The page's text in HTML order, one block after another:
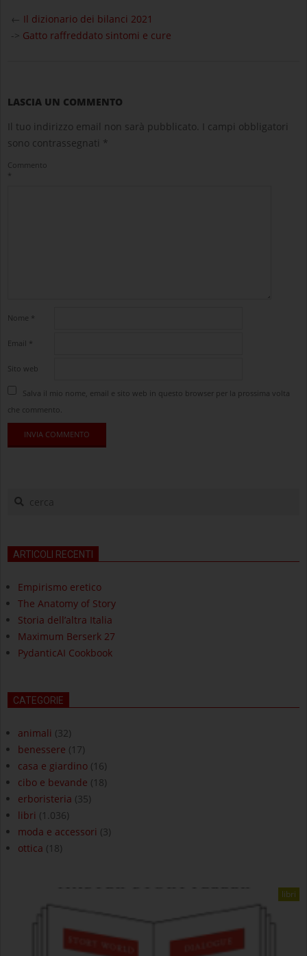
04-
02
← Il dizionario dei bilanci 2021
-> Gatto raffreddato sintomi e cure
LASCIA UN COMMENTO
Il tuo indirizzo email non sarà pubblicato.
I campi obbligatori
sono contrassegnati *
Commento
*
Nome *
Email *
Sito web
Salva il mio nome, email e sito web in questo browser per la prossima volta
che commento.
cerca
ARTICOLI RECENTI
Empirismo eretico
The Anatomy of Story
Storia dell’altra Italia
Maximum Berserk 27
PydanticAI Cookbook
CATEGORIE
animali (32)
benessere (17)
casa e giardino (16)
cibo e bevande (18)
erboristeria (35)
libri (1.036)
moda e accessori (3)
ottica (18)
libri